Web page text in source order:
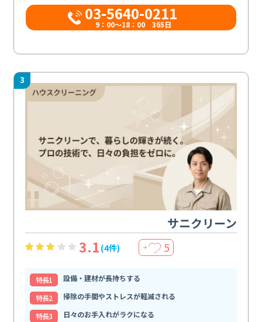
03-5640-0211
9：00～18：00 365日
3
サニクリーン
3.1 (4件) ＋ 5
特⻑1
設備・建材が長持ちする
特⻑2
掃除の手間やストレスが軽減される
特⻑3
日々のお手入れがラクになる